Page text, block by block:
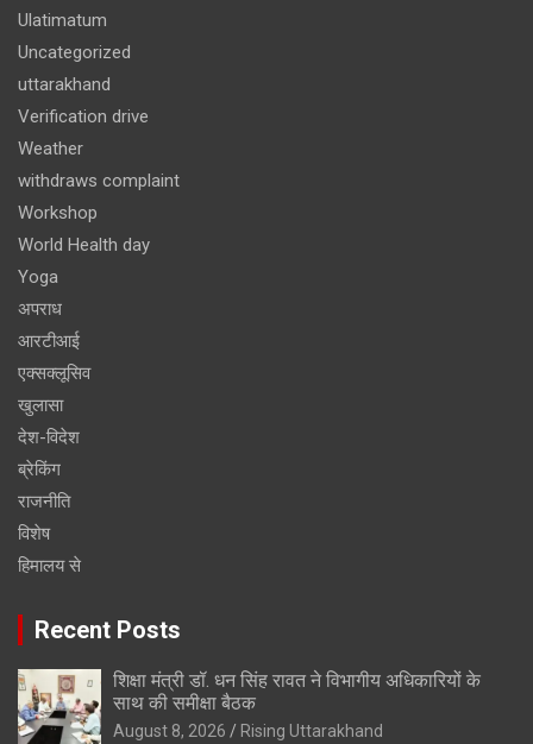
Ulatimatum
Uncategorized
uttarakhand
Verification drive
Weather
withdraws complaint
Workshop
World Health day
Yoga
अपराध
आरटीआई
एक्सक्लूसिव
खुलासा
देश-विदेश
ब्रेकिंग
राजनीति
विशेष
हिमालय से
Recent Posts
शिक्षा मंत्री डॉ. धन सिंह रावत ने विभागीय अधिकारियों के
साथ की समीक्षा बैठक
August 8, 2026 Rising Uttarakhand